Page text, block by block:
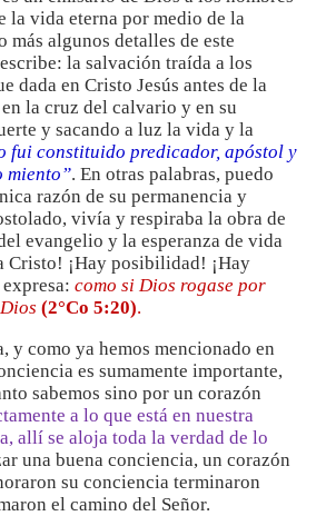
la vida eterna por medio de la
más algunos detalles de este
la salvación traída a los
dada en Cristo Jesús antes de la
la cruz del calvario y en su
y sacando a luz la vida y la
fui constituido predicador, apóstol y
miento”. En otras palabras, puedo
razón de su permanencia y
vivía y respiraba la obra de
evangelio y la esperanza de vida
Cristo! ¡Hay posibilidad! ¡Hay
como si Dios rogase por
(2°Co 5:20).
y como ya hemos mencionado en
es sumamente importante,
sabemos sino por un corazón
a lo que está en nuestra
allí se aloja toda la verdad de lo
una buena conciencia, un corazón
su conciencia terminaron
el camino del Señor.